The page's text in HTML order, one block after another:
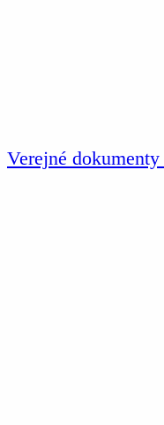
Verejné dokumenty